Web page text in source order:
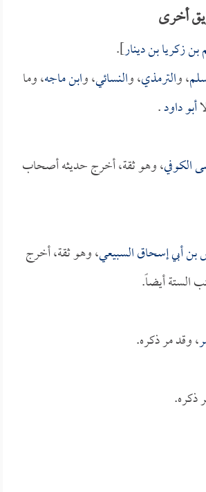
أخرى
بن زكريا بن دينار].
، والترمذي، والنسائي، وابن ماجه، وما
أبو داود.
الكوفي، وهو ثقة، أخرج حديثه أصحاب
بن أبي إسحاق السبيعي، وهو ثقة، أخرج
الستة أيضاً.
، وقد مر ذكره.
ذكره.